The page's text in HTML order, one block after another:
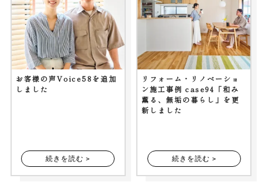
お客様の声Voice58を追加
しました
続きを読む >
リフォーム・リノベーショ
ン施工事例 case94「和み
薫る、無垢の暮らし」を更
新しました
続きを読む >